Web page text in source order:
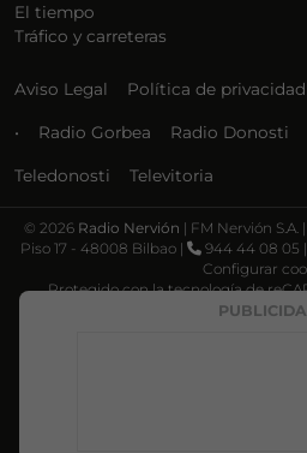
El tiempo
Tráfico y carreteras
Aviso Legal Política de privacidad
• Radio Gorbea Radio Donosti
Teledonosti Televitoria
© 2026 Radio Nervión | FM Nervión
Piso 17 - 48008 Bilbao |
944 44 08 05 |
Configurar
Protegido con la tecnología de
Política de